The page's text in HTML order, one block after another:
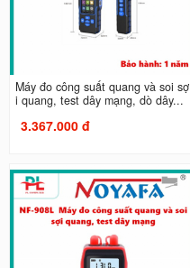
Máy đo công suất quang và soi sợ
i quang, test dây mạng, dò dây...
3.367.000 đ